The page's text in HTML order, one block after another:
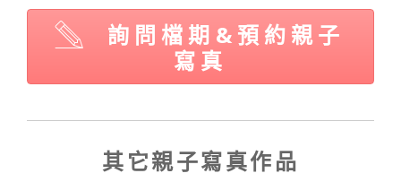
r k
詢問檔期&預約親子
寫真
其它親子寫真作品